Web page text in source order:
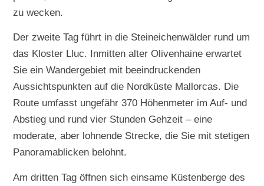
zu wecken.
Der zweite Tag führt in die Steineichenwälder rund um
das Kloster Lluc. Inmitten alter Olivenhaine erwartet
Sie ein Wandergebiet mit beeindruckenden
Aussichtspunkten auf die Nordküste Mallorcas. Die
Route umfasst ungefähr 370 Höhenmeter im Auf- und
Abstieg und rund vier Stunden Gehzeit – eine
moderate, aber lohnende Strecke, die Sie mit stetigen
Panoramablicken belohnt.
Am dritten Tag öffnen sich einsame Küstenberge des